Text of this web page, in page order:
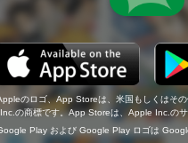
のロゴ、App Storeは、米国もしくはそ
Inc.の商標です。App Storeは、Apple Inc.の
Play および Google Play ロゴは